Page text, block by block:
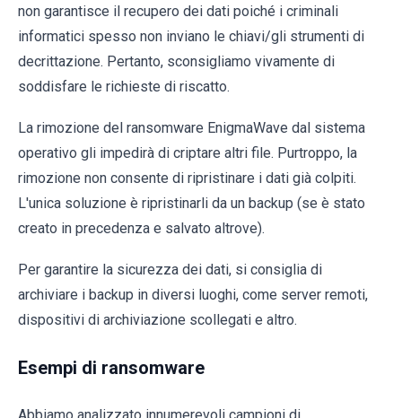
non garantisce il recupero dei dati poiché i criminali
informatici spesso non inviano le chiavi/gli strumenti di
decrittazione. Pertanto, sconsigliamo vivamente di
soddisfare le richieste di riscatto.
La rimozione del ransomware EnigmaWave dal sistema
operativo gli impedirà di criptare altri file. Purtroppo, la
rimozione non consente di ripristinare i dati già colpiti.
L'unica soluzione è ripristinarli da un backup (se è stato
creato in precedenza e salvato altrove).
Per garantire la sicurezza dei dati, si consiglia di
archiviare i backup in diversi luoghi, come server remoti,
dispositivi di archiviazione scollegati e altro.
Esempi di ransomware